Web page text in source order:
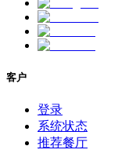
客户
登录
系统状态
推荐餐厅